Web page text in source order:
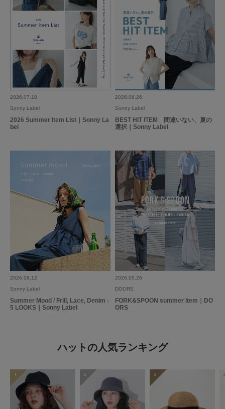
2026.07.10
Sonny Label
2026 Summer Item List｜Sonny La
bel
2026.06.26
Sonny Label
BEST HIT ITEM 間違いない、夏の
選択｜Sonny Label
2026.06.12
Sonny Label
Summer Mood / Frill, Lace, Denim -
5 LOOKS｜Sonny Label
2026.05.26
DOORS
FORK&SPOON summer item｜DO
ORS
ハットの人気ランキング
1 2 3